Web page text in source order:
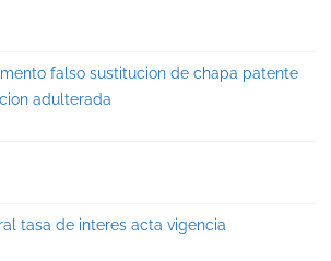
falso sustitucion de chapa patente
adulterada
tasa de interes acta vigencia